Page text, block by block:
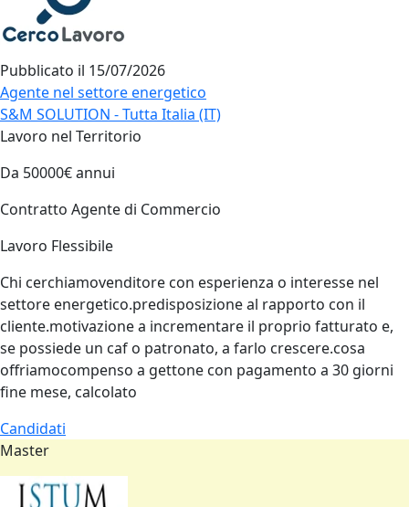
Pubblicato il 15/07/2026
Agente nel settore energetico
S&M SOLUTION - Tutta Italia (IT)
Lavoro nel Territorio
Da 50000€ annui
Contratto Agente di Commercio
Lavoro Flessibile
Chi cerchiamovenditore con esperienza o interesse nel
settore energetico.predisposizione al rapporto con il
cliente.motivazione a incrementare il proprio fatturato e,
se possiede un caf o patronato, a farlo crescere.cosa
offriamocompenso a gettone con pagamento a 30 giorni
fine mese, calcolato
Candidati
Master